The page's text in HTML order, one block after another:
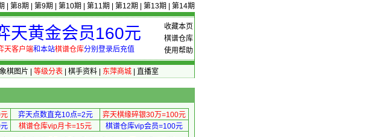
第8期 第9期 第10期 第11期 第12期 第13期 第14期
收藏本页
棋谱仓库
使用帮助
天黄金会员160元
天客户端和本站棋谱仓库分别登录后充值
象棋图片 等级分表| 棋手资料| 东萍商城| 直播室
弈天点数直充10点=2元
弈天棋缘碎银30万=100元
棋谱仓库vip月卡=15元 棋谱仓库vip会员=100元